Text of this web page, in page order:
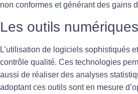
non conformes et générant des gains
Les outils
L’utilisation de logiciels sophistiqués
contrôle qualité. Ces technologies
aussi de réaliser des analyses
adoptant ces outils sont en mesure